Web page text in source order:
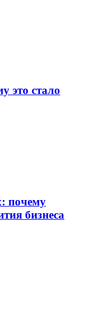
это стало
почему
бизнеса